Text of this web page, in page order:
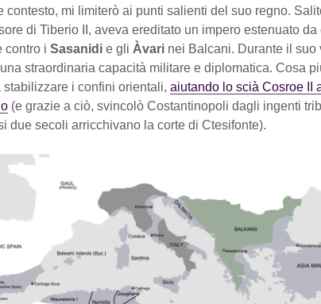
contesto, mi limiterò ai punti salienti del suo regno.
di Tiberio II, aveva ereditato un impero estenuato
contro i Sasanidi e gli Àvari nei Balcani. Durante il suo
straordinaria capacità militare e diplomatica. Cosa
stabilizzare i confini orientali, aiutando lo scià Cosroe II
(e grazie a ciò, svincolò Costantinopoli dagli ingenti
due secoli arricchivano la corte di Ctesifonte).